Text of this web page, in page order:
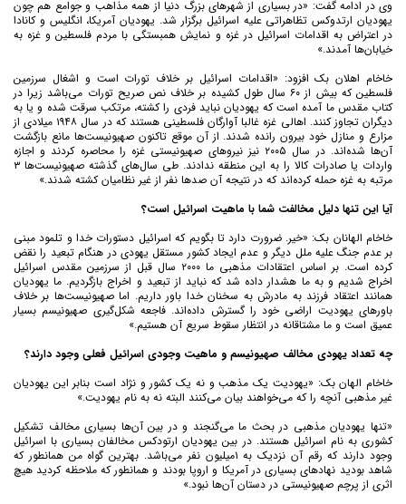
وی در ادامه گفت: «در بسیاری از شهرهای بزرگ دنیا از همه مذاهب و جوامع هم چون
یهودیان ارتدوکس تظاهراتی علیه اسرائیل برگزار شد. یهودیان آمریکا، انگلیس و کانادا
در اعتراض به اقدامات اسرائیل در غزه و نمایش همبستگی با مردم فلسطین و غزه به
خیابان‌ها آمدند.»
خاخام اهلان بک افزود: «اقدامات اسرائیل بر خلاف تورات است و اشغال سرزمین
فلسطین که بیش از ۶۰ سال طول کشیده بر خلاف نص صریح تورات می‌باشد زیرا در
کتاب مقدس ما آمده است که یهودیان نباید فردی را کشته، مرتکب سرقت شده و یا به
دیگران تجاوز کنند. اهالی غزه غالبا آوارگان فلسطینی هستند که در سال ۱۹۴۸ میلادی از
مزارع و منازل خود بیرون رانده شدند. از آن موقع تاکنون صهیونیست‌ها مانع بازگشت
آن‌ها شده‌اند. در سال ۲۰۰۵ نیز نیروهای صهیونیستی غزه را محاصره کردند و اجازه
واردات یا صادرات کالا را به این منطقه ندادند. طی سال‌های گذشته صهیونیست‌ها ۳
مرتبه به غزه حمله کرد‌ه‌اند که در نتیجه آن صدها نفر از غیر نظامیان کشته شدند.»
آیا این تنها دلیل مخالفت شما با ماهیت اسرائیل است؟
خاخام الهانان بک: «خیر. ضرورت دارد تا بگویم که اسرائیل دستورات خدا و تلمود مبنی
بر عدم جنگ علیه ملل دیگر و عدم ایجاد کشور مستقل یهودی در هنگام تبعید را نقض
کرده است. بر اساس اعتقادات مذهبی ما ۲۰۰۰ سال قبل از سرزمین مقدس اسرائیل
اخراج شدیم و به ما هشدار داده شد که نباید از تبعید و اخراج بازگردیم. ما یهودیان
همانند اعتقاد فرزند به مادرش به سخنان خدا باور داریم. اما صهیونیست‌ها بر خلاف
باورهای یهودیت اراضی خود را گسترش داده‌اند. فاجعه شکل‌گیری صهیونیسم بسیار
عمیق است و ما مشتاقانه در انتظار سقوط سریع آن‌ هستیم.»
چه تعداد یهودی مخالف صهیونیسم و ماهیت وجودی اسرائیل فعلی وجود دارند؟
خاخام الهان بک: «یهودیت یک مذهب و نه یک کشور و نژاد است بنابر این یهودیان
غیر مذهبی آنچه را که می‌خواهند بیان می‌کنند البته نه به نام یهودیت.»
«تنها یهودیان مذهبی در بحث ما می‌گنجند و در بین آن‌ها بسیاری مخالف تشکیل
کشوری به نام اسرائیل هستند. در بین یهودیان ارتودکس مخالفان بسیاری با اسرائیل
وجود دارند که رقم آن نزدیک به ۱میلیون نفر می‌باشد. بهترین گواه من همانطور که
شاهد بودید نهادهای بسیاری در آمریکا و اروپا بودند و همانطور که ملاحظه کردید هیچ
اثری از پرچم صهیونیستی در دستان آن‌ها نبود.»